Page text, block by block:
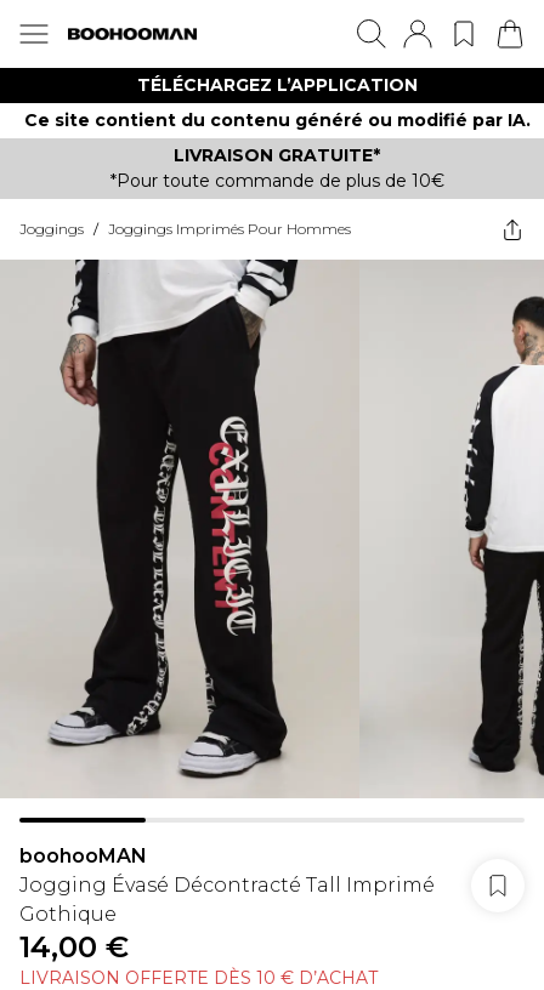
TÉLÉCHARGEZ L’APPLICATION
Ce site contient du contenu généré ou modifié par IA.
LIVRAISON GRATUITE*
*Pour toute commande de plus de 10€
Joggings / Joggings Imprimés Pour Hommes
boohooMAN
Jogging Évasé Décontracté Tall Imprimé
Gothique
14,00 €
LIVRAISON OFFERTE DÈS 10 € D’ACHAT